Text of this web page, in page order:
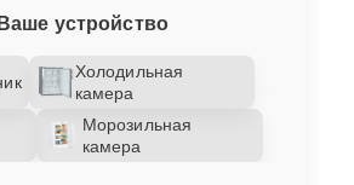
устройство
Холодильная
камера
Морозильная
камера